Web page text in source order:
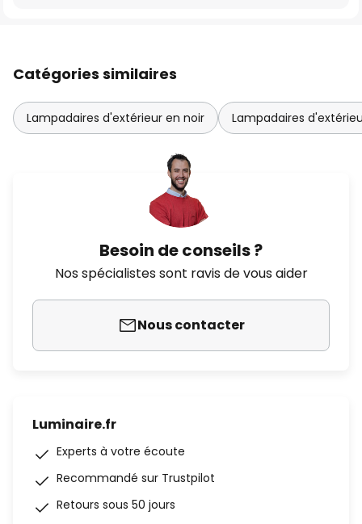
Catégories similaires
Lampadaires d'extérieur en noir Lampadaires
Besoin de conseils ?
Nos spécialistes sont ravis de vous aider
Nous contacter
Luminaire.fr
Experts à votre écoute
Recommandé sur Trustpilot
Retours sous 50 jours